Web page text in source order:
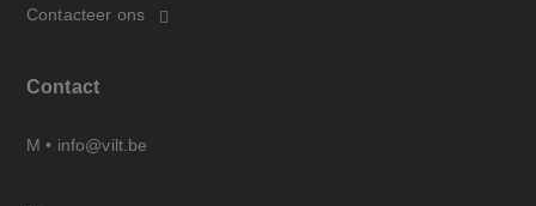
Contacteer ons
Contact
M • info@vilt.be